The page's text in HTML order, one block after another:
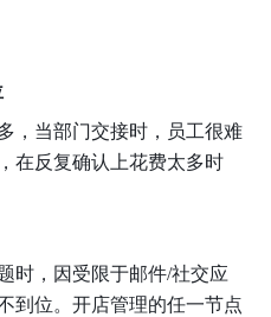
，当部门交接时，员工很难
在反复确认上花费太多时
时，因受限于邮件/社交应
到位。开店管理的任一节点